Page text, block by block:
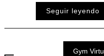
Seguir leyendo
Gym